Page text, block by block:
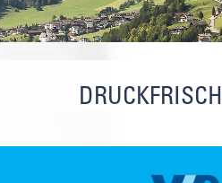
DRUCKFRISCH